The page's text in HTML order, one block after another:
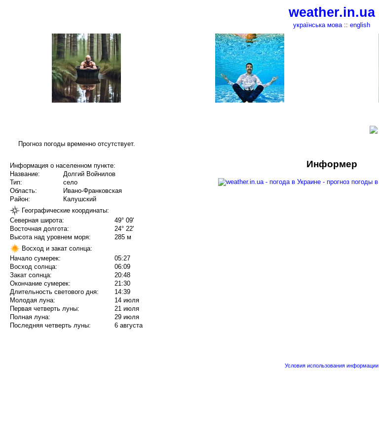
weather.in.ua
українська мова:: english
Прогноз погоды временно отсутствует.
Информация о населенном пункте:
Название:
Долгий Войнилов
Тип:
село
Область:
Ивано-Франковская
Район:
Калушский
Географические координаты:
Северная широта:
49° 09'
Восточная долгота:
24° 22'
Высота над уровнем моря:
285 м
Восход и закат солнца:
Начало сумерек:
05:27
Восход солнца:
06:09
Закат солнца:
20:48
Окончание сумерек:
21:30
Длительность светового дня:
14:39
Молодая луна:
14 июля
Первая четверть луны:
21 июля
Полная луна:
29 июля
Последняя четверть луны:
6 августа
Информер
Условия использования информации